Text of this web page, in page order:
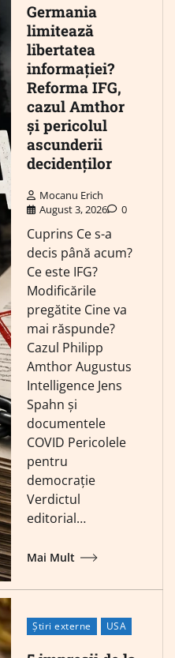
Germania
limitează
libertatea
informației?
Reforma IFG,
cazul Amthor
și pericolul
ascunderii
decidenților
Mocanu Erich
August 3, 2026
0
Cuprins Ce s-a
decis până acum?
Ce este IFG?
Modificările
pregătite Cine va
mai răspunde?
Cazul Philipp
Amthor Augustus
Intelligence Jens
Spahn și
documentele
COVID Pericolele
pentru
democrație
Verdictul
editorial…
Mai Mult
Știri externe USA